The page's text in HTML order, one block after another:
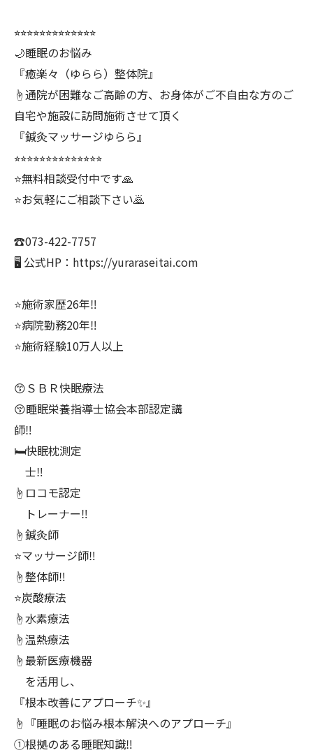
︎⭐︎⭐︎⭐︎⭐︎⭐︎⭐︎⭐︎⭐︎⭐︎⭐︎⭐︎⭐︎⭐︎
🌙睡眠のお悩み
『癒楽々（ゆらら）整体院』
☝️通院が困難なご高齢の方、お身体がご不自由な方のご
自宅や施設に訪問施術させて頂く
『鍼灸マッサージゆらら』
⭐︎⭐︎⭐︎⭐︎⭐︎⭐︎⭐︎⭐︎⭐︎⭐︎⭐︎⭐︎⭐︎⭐︎
⭐️無料相談受付中です🙏
⭐️お気軽にご相談下さい🙇
☎️073-422-7757
🖥 公式HP：https://yuraraseitai.com
⭐️施術家歴26年‼️
⭐️病院勤務20年‼️
⭐️施術経験10万人以上
😙ＳＢＲ快眠療法
😚睡眠栄養指導士協会本部認定講
師‼️
🛏️快眠枕測定
士‼️
☝️ロコモ認定
トレーナー‼️
☝️鍼灸師
⭐️マッサージ師‼️
☝️整体師‼️
⭐️炭酸療法
☝️水素療法
☝️温熱療法
☝️最新医療機器
を活用し、
『根本改善にアプローチ✨』
☝️『睡眠のお悩み根本解決へのアプローチ』
①根拠のある睡眠知識‼️